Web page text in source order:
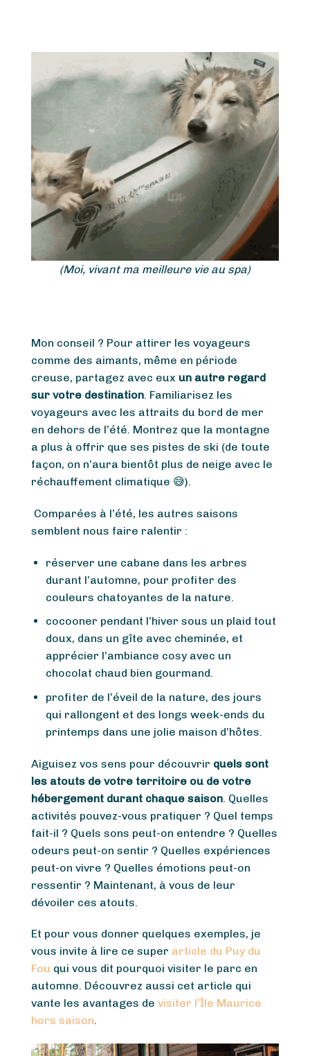
(Moi, vivant ma meilleure vie au spa)
Mon conseil ? Pour attirer les voyageurs
comme des aimants, même en période
creuse, partagez avec eux un autre regard
sur votre destination. Familiarisez les
voyageurs avec les attraits du bord de mer
en dehors de l’été. Montrez que la montagne
a plus à offrir que ses pistes de ski (de toute
façon, on n’aura bientôt plus de neige avec le
réchauffement climatique 😅).
Comparées à l’été, les autres saisons
semblent nous faire ralentir :
réserver une cabane dans les arbres
durant l’automne, pour profiter des
couleurs chatoyantes de la nature.
cocooner pendant l’hiver sous un plaid tout
doux, dans un gîte avec cheminée, et
apprécier l’ambiance cosy avec un
chocolat chaud bien gourmand.
profiter de l’éveil de la nature, des jours
qui rallongent et des longs week-ends du
printemps dans une jolie maison d’hôtes.
Aiguisez vos sens pour découvrir quels sont
les atouts de votre territoire ou de votre
hébergement durant chaque saison. Quelles
activités pouvez-vous pratiquer ? Quel temps
fait-il ? Quels sons peut-on entendre ? Quelles
odeurs peut-on sentir ? Quelles expériences
peut-on vivre ? Quelles émotions peut-on
ressentir ? Maintenant, à vous de leur
dévoiler ces atouts.
Et pour vous donner quelques exemples, je
vous invite à lire ce super article du Puy du
Fou qui vous dit pourquoi visiter le parc en
automne. Découvrez aussi cet article qui
vante les avantages de visiter l’Île Maurice
hors saison.